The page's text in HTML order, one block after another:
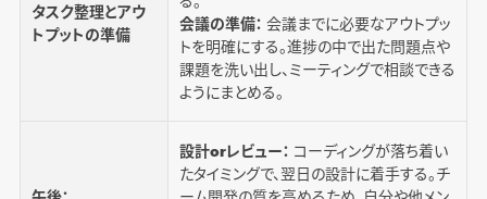
タスク整理とアウ
トプットの準備
会議の準備： 会議までに必要なアウトプッ
トを明確にする。進捗の中で出た問題点や
課題を洗い出し、ミーティングで相談できる
ようにまとめる。
設計orレビュー： コーディングが落ち着い
たタイミングで、翌日の設計に着手する。チ